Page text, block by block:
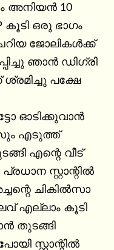
അനിയൻ 10
കൂടി ഒരു ഭാഗം
ജോലികൾക്ക്
ഞാൻ ഡിഗ്രി
പക്ഷേ
ഓടിക്കുവാൻ
എടുത്ത്
എന്റെ വീട്
സ്റ്റാന്റിൽ
ചികിൽസാ
എല്ലാം കൂടി
തുടങ്ങി
സ്റ്റാന്റിൽ